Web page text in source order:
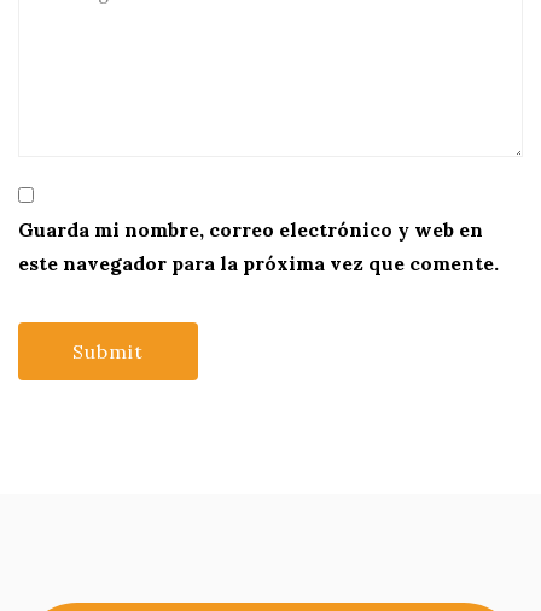
Guarda mi nombre, correo electrónico y web en
este navegador para la próxima vez que comente.